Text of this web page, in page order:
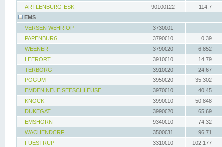
ARTLENBURG-ESK
90100122
114.7
EMS
VERSEN WEHR OP
3730001
PAPENBURG
3790010
0.39
WEENER
3790020
6.852
LEERORT
3910010
14.79
TERBORG
3910020
24.67
POGUM
3950020
35.302
EMDEN NEUE SEESCHLEUSE
3970010
40.45
KNOCK
3990010
50.848
DUKEGAT
3990020
65.69
EMSHÖRN
9340010
74.32
WACHENDORF
3500031
96.71
FUESTRUP
3310010
102.177